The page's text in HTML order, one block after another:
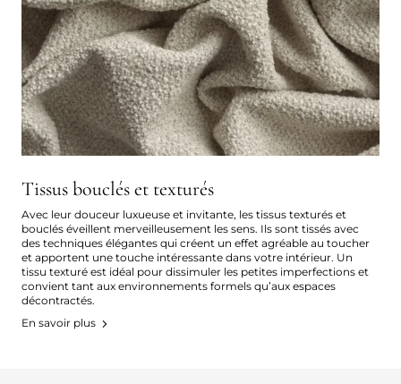
Tissus bouclés et texturés
Avec leur douceur luxueuse et invitante, les tissus texturés et
bouclés éveillent merveilleusement les sens. Ils sont tissés avec
des techniques élégantes qui créent un effet agréable au toucher
et apportent une touche intéressante dans votre intérieur. Un
tissu texturé est idéal pour dissimuler les petites imperfections et
convient tant aux environnements formels qu’aux espaces
décontractés.
En savoir plus